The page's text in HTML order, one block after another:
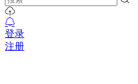
登录
注册